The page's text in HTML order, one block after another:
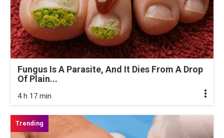
Fungus Is A Parasite, And It Dies From A Drop
Of Plain...
4 h 17 min